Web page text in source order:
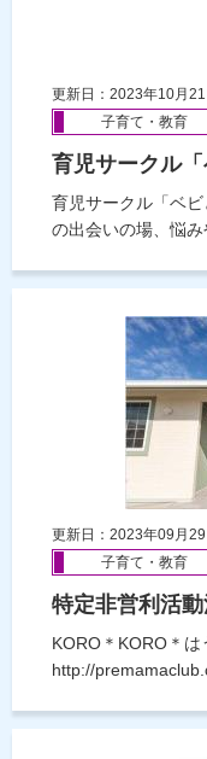
更新日：2023年10月21
子育て・教育
育児サークル「
育児サークル「ベ
の出会いの場、悩み
更新日：2023年09月29
子育て・教育
特定非営利活
KORO＊KORO＊は
http://